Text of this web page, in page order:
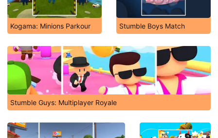
Kogama: Minions Parkour Stumble Boys Match
Stumble Guys: Multiplayer Royale